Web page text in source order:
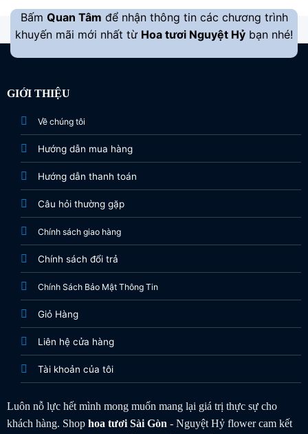
Bấm Quan Tâm để nhận thông tin các chương trình
khuyến mãi mới nhất từ Hoa tươi Nguyệt Hỷ bạn nhé!
GIỚI THIỆU
Về chúng tôi
Hướng dẫn mua hàng
Hướng dẫn thanh toán
Câu hỏi thường gặp
Chính sách giao hàng
Chính sách đổi trả
Chính Sách Bảo Mật Thông Tin
Giỏ Hàng
Liên hệ cửa hàng
Tài khoản của tôi
Luôn nỗ lực hết mình mong muốn mang lại giá trị thực sự cho
khách hàng. Shop hoa tươiSài Gòn - Nguyệt Hỷ flower cam kết